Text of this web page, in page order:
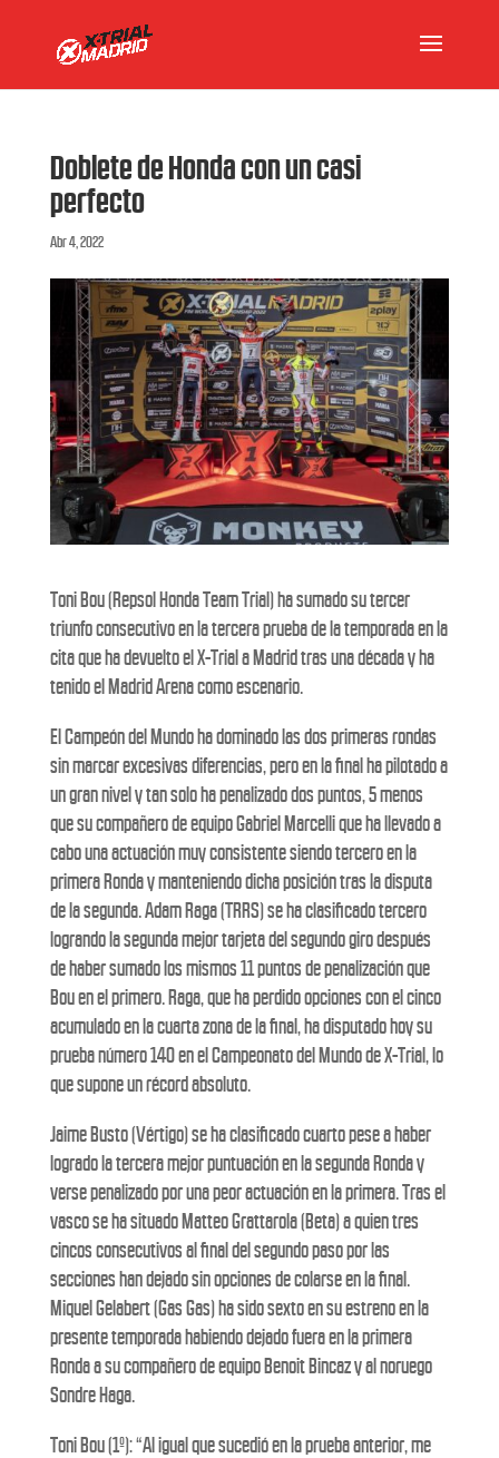
Doblete de Honda con un casi
perfecto
Abr 4, 2022
Toni Bou (Repsol Honda Team Trial) ha sumado su tercer
triunfo consecutivo en la tercera prueba de la temporada en la
cita que ha devuelto el X-Trial a Madrid tras una década y ha
tenido el Madrid Arena como escenario.
El Campeón del Mundo ha dominado las dos primeras rondas
sin marcar excesivas diferencias, pero en la final ha pilotado a
un gran nivel y tan solo ha penalizado dos puntos, 5 menos
que su compañero de equipo Gabriel Marcelli que ha llevado a
cabo una actuación muy consistente siendo tercero en la
primera Ronda y manteniendo dicha posición tras la disputa
de la segunda. Adam Raga (TRRS) se ha clasificado tercero
logrando la segunda mejor tarjeta del segundo giro después
de haber sumado los mismos 11 puntos de penalización que
Bou en el primero. Raga, que ha perdido opciones con el cinco
acumulado en la cuarta zona de la final, ha disputado hoy su
prueba número 140 en el Campeonato del Mundo de X-Trial, lo
que supone un récord absoluto.
Jaime Busto (Vértigo) se ha clasificado cuarto pese a haber
logrado la tercera mejor puntuación en la segunda Ronda y
verse penalizado por una peor actuación en la primera. Tras el
vasco se ha situado Matteo Grattarola (Beta) a quien tres
cincos consecutivos al final del segundo paso por las
secciones han dejado sin opciones de colarse en la final.
Miquel Gelabert (Gas Gas) ha sido sexto en su estreno en la
presente temporada habiendo dejado fuera en la primera
Ronda a su compañero de equipo Benoit Bincaz y al noruego
Sondre Haga.
Toni Bou (1º): “Al igual que sucedió en la prueba anterior, me